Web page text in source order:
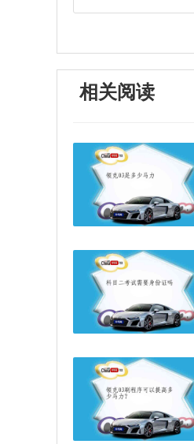
相关阅读